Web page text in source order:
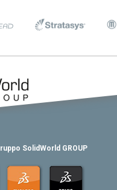
SolidWorld GROUP